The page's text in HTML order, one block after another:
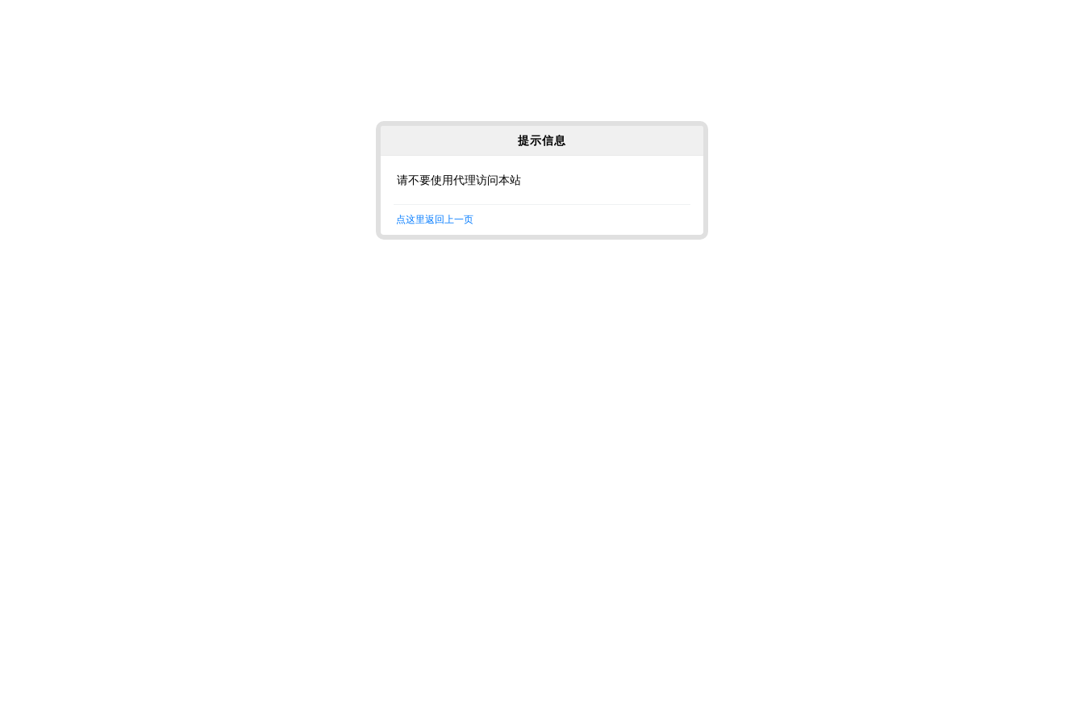
提示信息
请不要使用代理访问本站
点这里返回上一页